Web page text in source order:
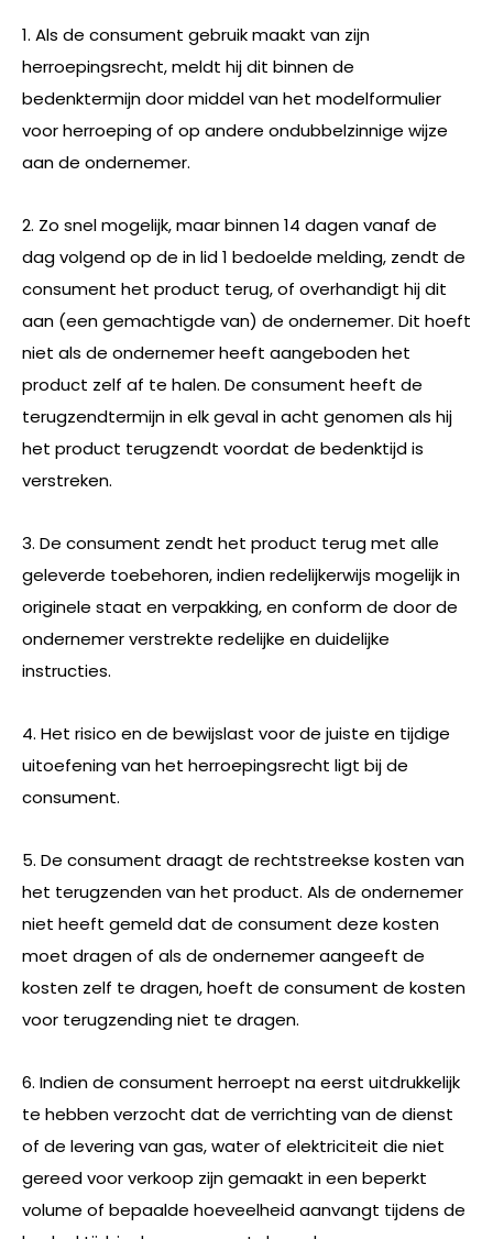
1. Als de consument gebruik maakt van zijn
herroepingsrecht, meldt hij dit binnen de
bedenktermijn door middel van het modelformulier
voor herroeping of op andere ondubbelzinnige wijze
aan de ondernemer.
2. Zo snel mogelijk, maar binnen 14 dagen vanaf de
dag volgend op de in lid 1 bedoelde melding, zendt de
consument het product terug, of overhandigt hij dit
aan (een gemachtigde van) de ondernemer. Dit hoeft
niet als de ondernemer heeft aangeboden het
product zelf af te halen. De consument heeft de
terugzendtermijn in elk geval in acht genomen als hij
het product terugzendt voordat de bedenktijd is
verstreken.
3. De consument zendt het product terug met alle
geleverde toebehoren, indien redelijkerwijs mogelijk in
originele staat en verpakking, en conform de door de
ondernemer verstrekte redelijke en duidelijke
instructies.
4. Het risico en de bewijslast voor de juiste en tijdige
uitoefening van het herroepingsrecht ligt bij de
consument.
5. De consument draagt de rechtstreekse kosten van
het terugzenden van het product. Als de ondernemer
niet heeft gemeld dat de consument deze kosten
moet dragen of als de ondernemer aangeeft de
kosten zelf te dragen, hoeft de consument de kosten
voor terugzending niet te dragen.
6. Indien de consument herroept na eerst uitdrukkelijk
te hebben verzocht dat de verrichting van de dienst
of de levering van gas, water of elektriciteit die niet
gereed voor verkoop zijn gemaakt in een beperkt
volume of bepaalde hoeveelheid aanvangt tijdens de